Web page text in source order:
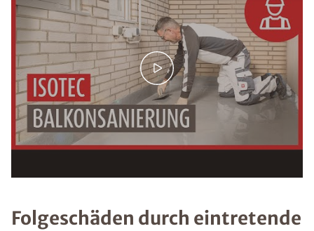
Folgeschäden durch eintretende